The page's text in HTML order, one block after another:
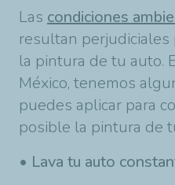
Las condiciones
resultan perjudiciales
la pintura de tu auto.
México, tenemos
puedes aplicar para
posible la pintura de
• Lava tu auto